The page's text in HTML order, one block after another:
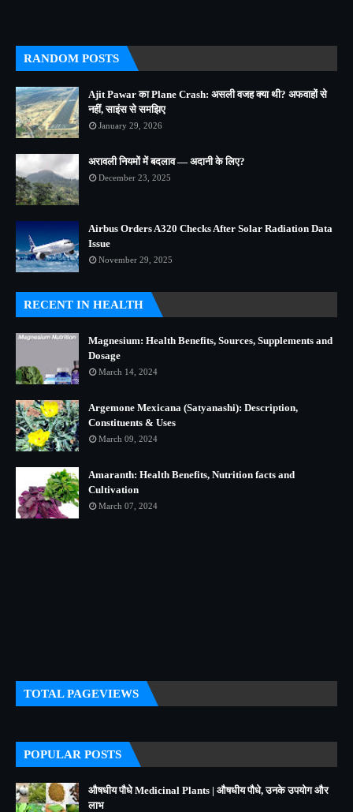
RANDOM POSTS
Ajit Pawar का Plane Crash: असली वजह क्या थी? अफवाहों से
नहीं, साइंस से समझिए
January 29, 2026
अरावली नियमों में बदलाव — अदानी के लिए?
December 23, 2025
Airbus Orders A320 Checks After Solar Radiation Data
Issue
November 29, 2025
RECENT IN HEALTH
Magnesium: Health Benefits, Sources, Supplements and
Dosage
March 14, 2024
Argemone Mexicana (Satyanashi): Description,
Constituents & Uses
March 09, 2024
Amaranth: Health Benefits, Nutrition facts and
Cultivation
March 07, 2024
TOTAL PAGEVIEWS
POPULAR POSTS
औषधीय पौधे Medicinal Plants | औषधीय पौधे, उनके उपयोग और
लाभ